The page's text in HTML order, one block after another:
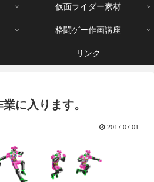
仮面ライダー素材
格闘ゲー作画講座
リンク
に入ります。
2017.07.01